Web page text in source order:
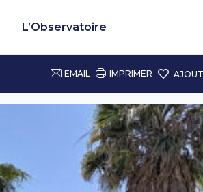
L’Observatoire
EMAIL IMPRIMER